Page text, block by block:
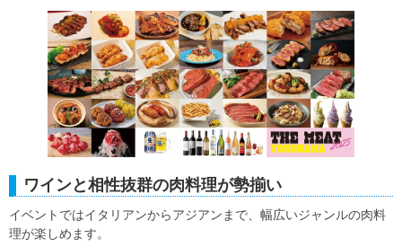
ワインと相性抜群の肉料理が勢揃い
イベントではイタリアンからアジアンまで、幅広いジャンルの肉料
理が楽しめます。